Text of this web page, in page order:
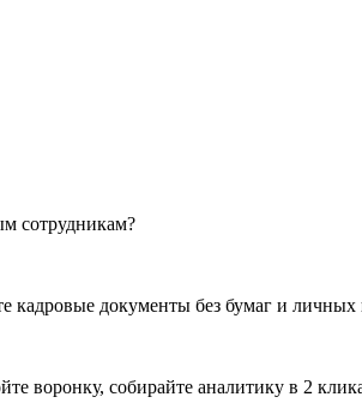
сотрудникам?
кадровые документы без бумаг и личных
воронку, собирайте аналитику в 2